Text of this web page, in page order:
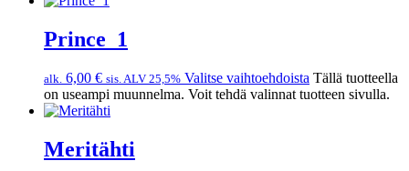
Prince_1
alk. 6,00 € sis. ALV 25,5% Valitse vaihtoehdoista Tällä tuotteella
on useampi muunnelma. Voit tehdä valinnat tuotteen sivulla.
Meritähti